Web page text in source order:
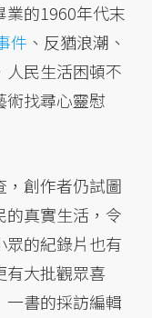
業的1960年代末
件 、反猶浪潮、
人民生活困頓不
術找尋心靈慰
，創作者仍試圖
的真實生活，令
眾的紀錄片也有
有大批觀眾喜
一書的採訪編輯